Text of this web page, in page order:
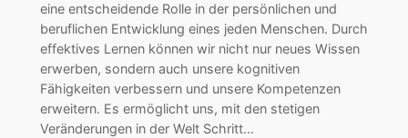
eine entscheidende Rolle in der persönlichen und
beruflichen Entwicklung eines jeden Menschen. Durch
effektives Lernen können wir nicht nur neues Wissen
erwerben, sondern auch unsere kognitiven
Fähigkeiten verbessern und unsere Kompetenzen
erweitern. Es ermöglicht uns, mit den stetigen
Veränderungen in der Welt Schritt…